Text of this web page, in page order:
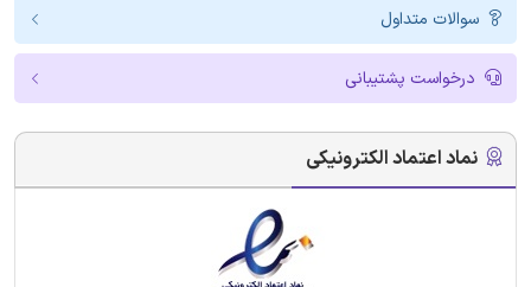
سوالات متداول
درخواست پشتیبانی
نماد اعتماد الکترونیکی